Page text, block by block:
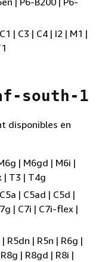
| C3 | C4 | I2 | M1 |
south-1
disponibles en
| M6gd | M6i |
| T3 | T4g
| C5ad | C5d |
| C7i | C7i-flex |
| R5dn | R5n | R6g |
| R8gd | R8i |